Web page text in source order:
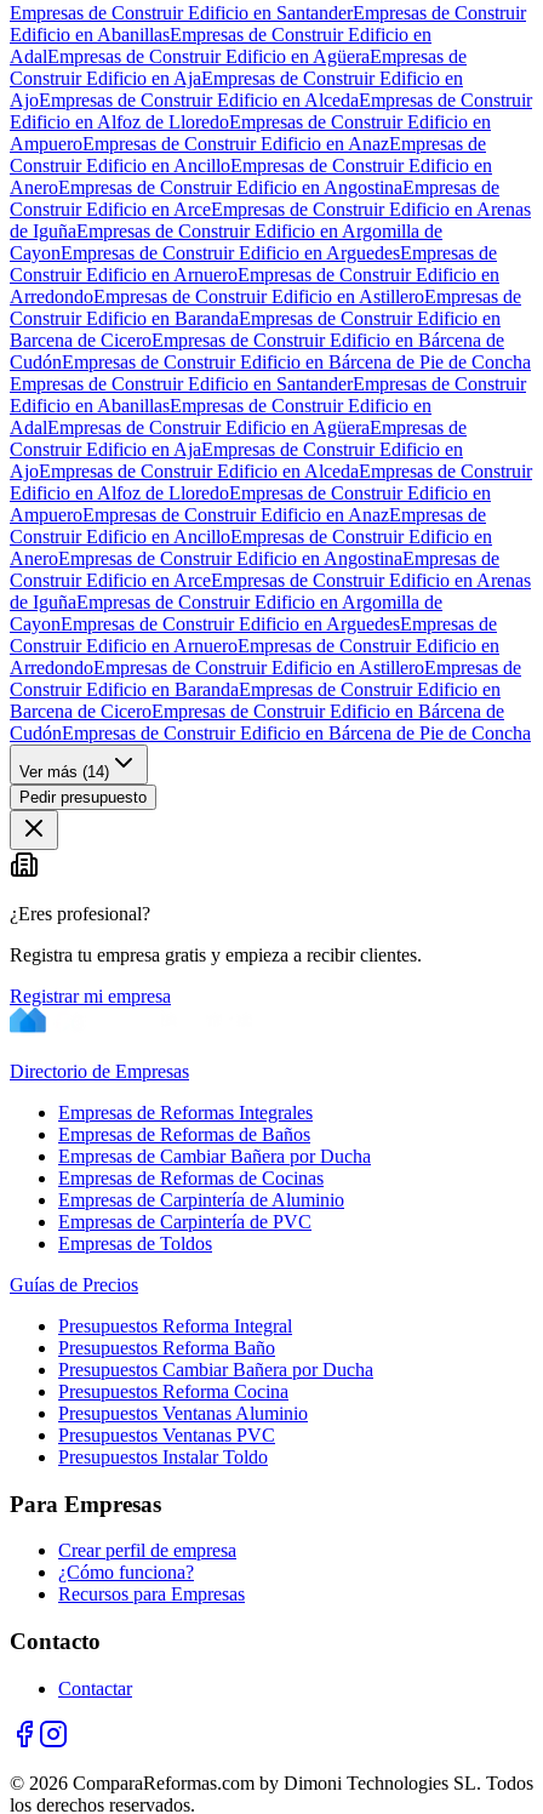
Empresas de Construir Edificio en SantanderEmpresas de Construir
Edificio en AbanillasEmpresas de Construir Edificio en
AdalEmpresas de Construir Edificio en AgüeraEmpresas de
Construir Edificio en AjaEmpresas de Construir Edificio en
AjoEmpresas de Construir Edificio en AlcedaEmpresas de Construir
Edificio en Alfoz de LloredoEmpresas de Construir Edificio en
AmpueroEmpresas de Construir Edificio en AnazEmpresas de
Construir Edificio en AncilloEmpresas de Construir Edificio en
AneroEmpresas de Construir Edificio en AngostinaEmpresas de
Construir Edificio en ArceEmpresas de Construir Edificio en Arenas
de IguñaEmpresas de Construir Edificio en Argomilla de
CayonEmpresas de Construir Edificio en ArguedesEmpresas de
Construir Edificio en ArnueroEmpresas de Construir Edificio en
ArredondoEmpresas de Construir Edificio en AstilleroEmpresas de
Construir Edificio en BarandaEmpresas de Construir Edificio en
Barcena de CiceroEmpresas de Construir Edificio en Bárcena de
CudónEmpresas de Construir Edificio en Bárcena de Pie de Concha
Empresas de Construir Edificio en SantanderEmpresas de Construir
Edificio en AbanillasEmpresas de Construir Edificio en
AdalEmpresas de Construir Edificio en AgüeraEmpresas de
Construir Edificio en AjaEmpresas de Construir Edificio en
AjoEmpresas de Construir Edificio en AlcedaEmpresas de Construir
Edificio en Alfoz de LloredoEmpresas de Construir Edificio en
AmpueroEmpresas de Construir Edificio en AnazEmpresas de
Construir Edificio en AncilloEmpresas de Construir Edificio en
AneroEmpresas de Construir Edificio en AngostinaEmpresas de
Construir Edificio en ArceEmpresas de Construir Edificio en Arenas
de IguñaEmpresas de Construir Edificio en Argomilla de
CayonEmpresas de Construir Edificio en ArguedesEmpresas de
Construir Edificio en ArnueroEmpresas de Construir Edificio en
ArredondoEmpresas de Construir Edificio en AstilleroEmpresas de
Construir Edificio en BarandaEmpresas de Construir Edificio en
Barcena de CiceroEmpresas de Construir Edificio en Bárcena de
CudónEmpresas de Construir Edificio en Bárcena de Pie de Concha
Ver más (14)
Pedir presupuesto
¿Eres profesional?
Registra tu empresa gratis y empieza a recibir clientes.
Registrar mi empresa
Directorio de Empresas
Empresas de Reformas Integrales
Empresas de Reformas de Baños
Empresas de Cambiar Bañera por Ducha
Empresas de Reformas de Cocinas
Empresas de Carpintería de Aluminio
Empresas de Carpintería de PVC
Empresas de Toldos
Guías de Precios
Presupuestos Reforma Integral
Presupuestos Reforma Baño
Presupuestos Cambiar Bañera por Ducha
Presupuestos Reforma Cocina
Presupuestos Ventanas Aluminio
Presupuestos Ventanas PVC
Presupuestos Instalar Toldo
Para Empresas
Crear perfil de empresa
¿Cómo funciona?
Recursos para Empresas
Contacto
Contactar
© 2026 ComparaReformas.com by Dimoni Technologies SL. Todos
los derechos reservados.